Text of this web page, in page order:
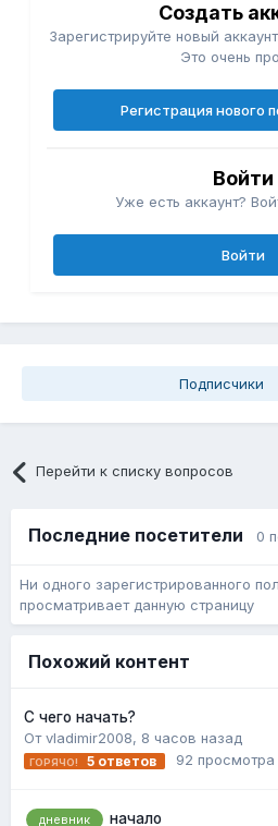
Создать
Зарегистрируйте новый
Это очень
Регистрация нового
Войти
Уже есть аккаунт?
Войти
Подписчики
Перейти к списку вопросов
Последние посетители 0
Ни одного зарегистрированного
просматривает данную страницу
Похожий контент
С чего начать?
От vladimir2008, 8 часов назад
5 ответов 92 просмотра
дневник начало